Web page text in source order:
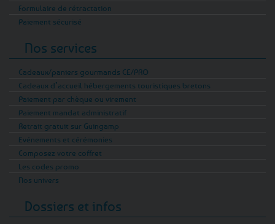
Formulaire de rétractation
Paiement sécurisé
Nos services
Cadeaux/paniers gourmands CE/PRO
Cadeaux d’accueil hébergements touristiques bretons
Paiement par chèque ou virement
Paiement mandat administratif
Retrait gratuit sur Guingamp
Evénements et cérémonies
Composez votre coffret
Les codes promo
Nos univers
Dossiers et infos